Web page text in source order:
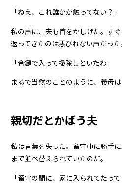
「ねえ、これ誰かが触ってない？」
私の声に、夫も首をかしげた。すぐ
返ってきたのは悪びれない声だった
「合鍵で入って掃除しといたわ」
まるで当然のことのように、義母は
親切だとかばう夫
私は言葉を失った。留守中に勝手
まで並べ替えられていたのだ。
「留守の間に、家に入られてたって